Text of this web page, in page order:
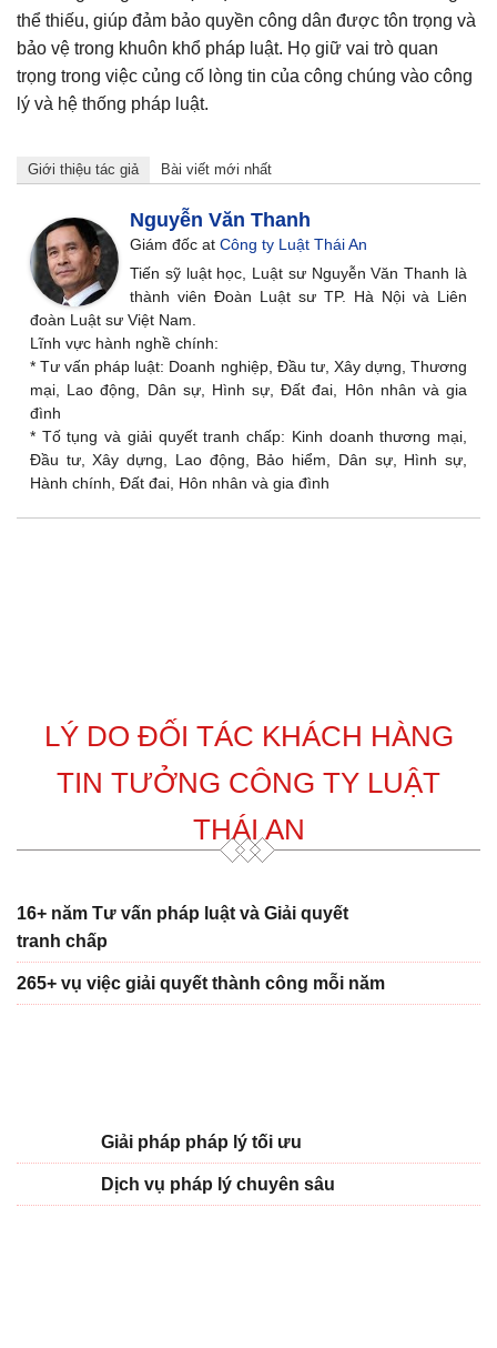
thể thiếu, giúp đảm bảo quyền công dân được tôn trọng và
bảo vệ trong khuôn khổ pháp luật. Họ giữ vai trò quan
trọng trong việc củng cố lòng tin của công chúng vào công
lý và hệ thống pháp luật.
Giới thiệu tác giả Bài viết mới nhất
Nguyễn Văn Thanh
Giám đốc at Công ty Luật Thái An
Tiến sỹ luật học, Luật sư Nguyễn Văn Thanh là
thành viên Đoàn Luật sư TP. Hà Nội và Liên
đoàn Luật sư Việt Nam.
Lĩnh vực hành nghề chính:
* Tư vấn pháp luật: Doanh nghiệp, Đầu tư, Xây dựng, Thương
mại, Lao động, Dân sự, Hình sự, Đất đai, Hôn nhân và gia
đình
* Tố tụng và giải quyết tranh chấp: Kinh doanh thương mại,
Đầu tư, Xây dựng, Lao động, Bảo hiểm, Dân sự, Hình sự,
Hành chính, Đất đai, Hôn nhân và gia đình
LÝ DO ĐỐI TÁC KHÁCH HÀNG
TIN TƯỞNG CÔNG TY LUẬT
THÁI AN
16+ năm Tư vấn pháp luật và Giải quyết
tranh chấp
265+ vụ việc giải quyết thành công mỗi năm
Giải pháp pháp lý tối ưu
Dịch vụ pháp lý chuyên sâu